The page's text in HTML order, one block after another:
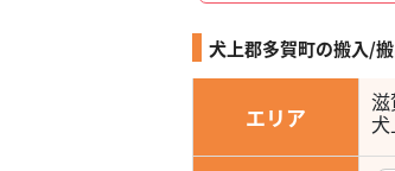
犬上郡多賀町の搬入/
エリア
滋